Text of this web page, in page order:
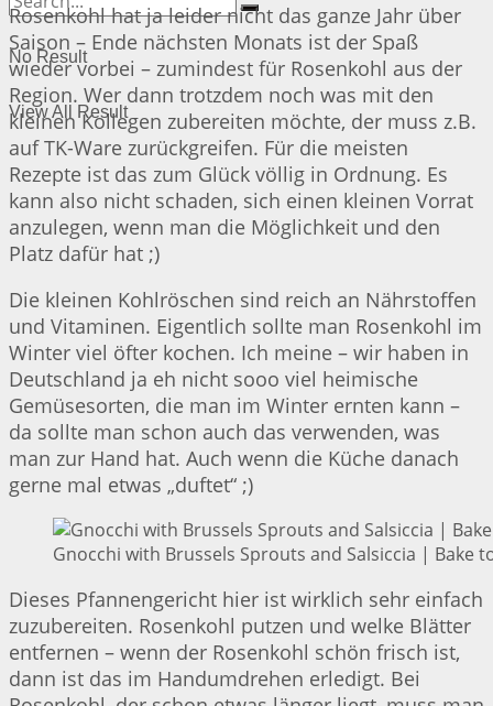
No Result
View All Result
Rosenkohl hat ja leider nicht das ganze Jahr über
Saison – Ende nächsten Monats ist der Spaß
wieder vorbei – zumindest für Rosenkohl aus der
Region. Wer dann trotzdem noch was mit den
kleinen Kollegen zubereiten möchte, der muss z.B.
auf TK-Ware zurückgreifen. Für die meisten
Rezepte ist das zum Glück völlig in Ordnung. Es
kann also nicht schaden, sich einen kleinen Vorrat
anzulegen, wenn man die Möglichkeit und den
Platz dafür hat ;)
Die kleinen Kohlröschen sind reich an Nährstoffen
und Vitaminen. Eigentlich sollte man Rosenkohl im
Winter viel öfter kochen. Ich meine – wir haben in
Deutschland ja eh nicht sooo viel heimische
Gemüsesorten, die man im Winter ernten kann –
da sollte man schon auch das verwenden, was
man zur Hand hat. Auch wenn die Küche danach
gerne mal etwas „duftet“ ;)
Gnocchi with Brussels Sprouts and Salsiccia | Bake
Dieses Pfannengericht hier ist wirklich sehr einfach
zuzubereiten. Rosenkohl putzen und welke Blätter
entfernen – wenn der Rosenkohl schön frisch ist,
dann ist das im Handumdrehen erledigt. Bei